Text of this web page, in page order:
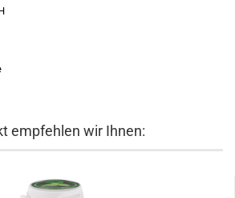
empfehlen wir Ihnen: